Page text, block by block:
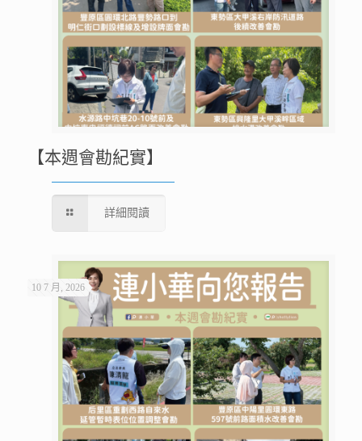
【本週會勘紀實】
詳細閱讀
10 7 月, 2026